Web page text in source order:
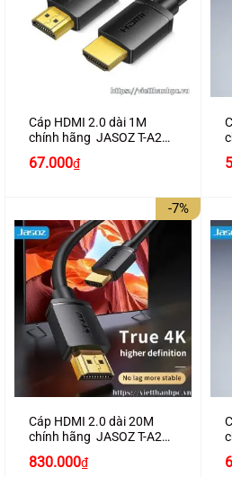
Cáp HDMI 2.0 dài 1M
chính hãng JASOZ T-A279
Giá
67.000₫Giá
hiện
67.000₫.
-7%
Cáp HDMI 2.0 dài 20M
chính hãng JASOZ T-A288
hỗ trợ 4K2K
Giá
830.000₫Giá